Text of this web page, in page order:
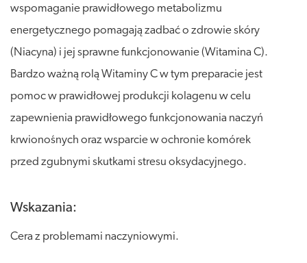
wspomaganie prawidłowego metabolizmu
energetycznego pomagają zadbać o zdrowie skóry
(Niacyna) i jej sprawne funkcjonowanie (Witamina C).
Bardzo ważną rolą Witaminy C w tym preparacie jest
pomoc w prawidłowej produkcji kolagenu w celu
zapewnienia prawidłowego funkcjonowania naczyń
krwionośnych oraz wsparcie w ochronie komórek
przed zgubnymi skutkami stresu oksydacyjnego.
Wskazania:
Cera z problemami naczyniowymi.